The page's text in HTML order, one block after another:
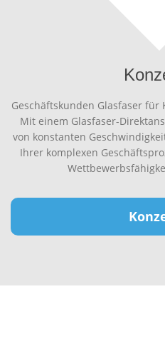
Geschäftskunden Glasfaser
Mit einem Glasfaser-
von konstanten
Ihrer komplexen